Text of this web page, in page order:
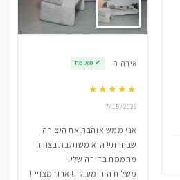
אירה פ. ✔ מאומת
★★★★★
7/15/2026
אני ממש אוהבת את היצירה
שבחרתי! היא משתלבת בצורה
מהממת בדירה שלי!
משלוח היה מעולה! ארוז מצויין!